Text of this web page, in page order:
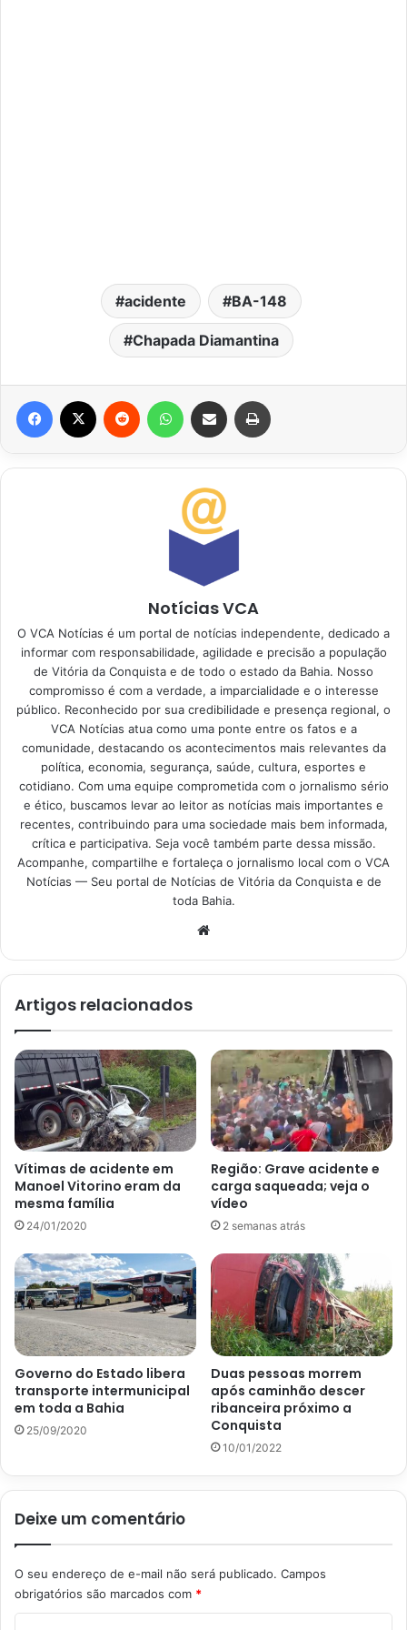
acidente BA-148
Chapada Diamantina
Facebook Reddit WhatsAppCompartilhar via e-mail
Notícias VCA
O VCA Notícias é um portal de notícias independente, dedicado a
informar com responsabilidade, agilidade e precisão a população
de Vitória da Conquista e de todo o estado da Bahia. Nosso
compromisso é com a verdade, a imparcialidade e o interesse
público. Reconhecido por sua credibilidade e presença regional, o
VCA Notícias atua como uma ponte entre os fatos e a
comunidade, destacando os acontecimentos mais relevantes da
política, economia, segurança, saúde, cultura, esportes e
cotidiano. Com uma equipe comprometida com o jornalismo sério
e ético, buscamos levar ao leitor as notícias mais importantes e
recentes, contribuindo para uma sociedade mais bem informada,
crítica e participativa. Seja você também parte dessa missão.
Acompanhe, compartilhe e fortaleça o jornalismo local com o VCA
Notícias — Seu portal de Notícias de Vitória da Conquista e de
toda Bahia.
Artigos relacionados
Vítimas de acidente em
Manoel Vitorino eram da
mesma família
24/01/2020
Região: Grave acidente e
carga saqueada; veja o
vídeo
2 semanas atrás
Governo do Estado libera
transporte intermunicipal
em toda a Bahia
25/09/2020
Duas pessoas morrem
após caminhão descer
ribanceira próximo a
Conquista
10/01/2022
Deixe um comentário
O seu endereço de e-mail não será publicado. Campos
obrigatórios são marcados com *